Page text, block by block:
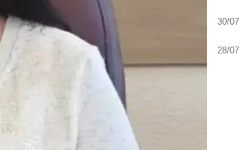
30/07
28/07